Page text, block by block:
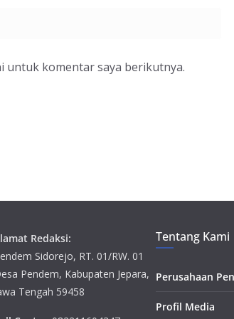
untuk komentar saya berikutnya.
Redaksi:
Sidorejo, RT. 01/RW. 01
Pendem, Kabupaten Jepara,
Tengah 59458
Tentang Kami
Perusahaan
Profil Media